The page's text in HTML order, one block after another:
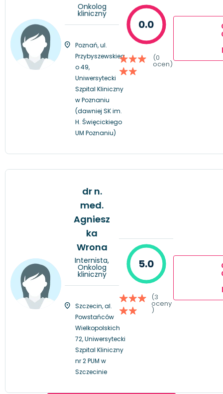
Onkolog
kliniczny
Poznań, ul.
Przybyszewskieg
o 49,
Uniwersytecki
Szpital Kliniczny
w Poznaniu
(dawniej SK im.
H. Święcickiego
UM Poznaniu)
0.0
(0
ocen)
dr n.
med.
Agniesz
ka
Wrona
Internista,
Onkolog
kliniczny
Szczecin, al.
Powstańców
Wielkopolskich
72, Uniwersytecki
Szpital Kliniczny
nr 2 PUM w
Szczecinie
5.0
(3
oceny
)